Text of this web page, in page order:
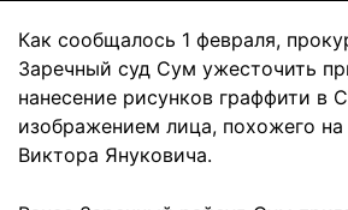
Как сообщалось 1 февраля,
Заречный суд Сум ужесточить
нанесение рисунков граффити в
изображением лица, похожего на
Виктора Януковича.